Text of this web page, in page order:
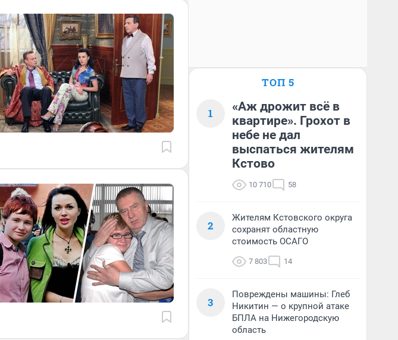
ТОП 5
1
«Аж дрожит всё в
квартире». Грохот в
небе не дал
выспаться жителям
Кстово
10 710 58
2
Жителям Кстовского округа
сохранят областную
стоимость ОСАГО
7 803 14
3
Повреждены машины: Глеб
Никитин — о крупной атаке
БПЛА на Нижегородскую
область